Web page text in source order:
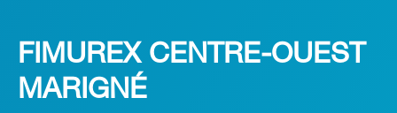
FIMUREX CENTRE-OUEST
MARIGNÉ